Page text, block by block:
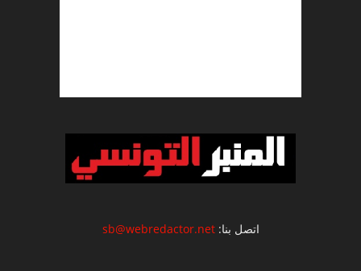
اتصل بنا:sb@webredactor.net